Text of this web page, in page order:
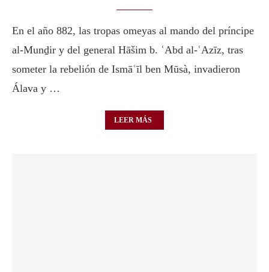
En el año 882, las tropas omeyas al mando del príncipe
al-Munḏir y del general Hāšim b. ʿAbd al-ʿAzīz, tras
someter la rebelión de Ismāʿīl ben Mūsà, invadieron
Álava y …
LEER MÁS